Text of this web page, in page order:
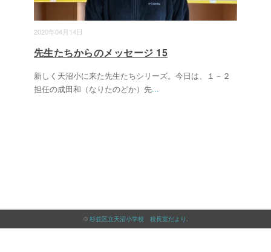
2020年04月14日
先生たちからのメッセージ 15
新しく天沼小に来た先生たちシリーズ。今日は、１－２
担任の成田和（なりたのどか）先...
© 杉並区立天沼小学校 校長室だより .